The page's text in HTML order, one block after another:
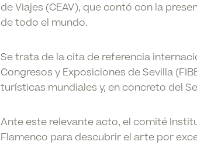
de Viajes (CEAV), que contó con la
de todo el mundo.
Se trata de la cita de referencia
Congresos y Exposiciones de Sevilla
turísticas mundiales y, en concreto del
Ante este relevante acto, el comité
Flamenco para descubrir el arte por